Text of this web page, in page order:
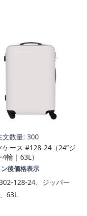
文数量: 300
ケース #128-24（24”ジ
輪｜63L）
後価格表示
128-24、ジッパー
63L